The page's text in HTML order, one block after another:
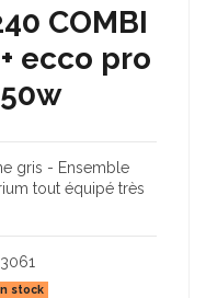
COMBI
ecco pro
gris - Ensemble
tout équipé très
stock